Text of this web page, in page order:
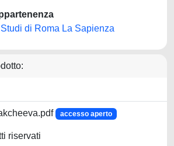
di Roma La Sapienza
accesso aperto
riservati